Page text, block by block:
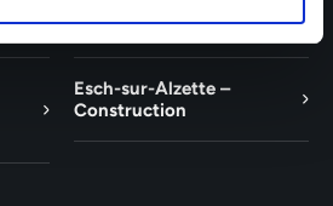
Talent
Esch-sur-Alzette –
Construction